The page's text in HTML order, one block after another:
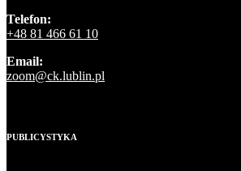
Telefon:
+48 81 466 61 10
Email:
zoom@ck.lublin.pl
PUBLICYSTYKA